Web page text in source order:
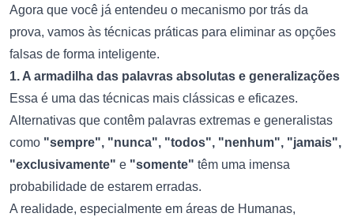
Agora que você já entendeu o mecanismo por trás da
prova, vamos às técnicas práticas para eliminar as opções
falsas de forma inteligente.
1. A armadilha das palavras absolutas e generalizações
Essa é uma das técnicas mais clássicas e eficazes.
Alternativas que contêm palavras extremas e generalistas
como "sempre", "nunca", "todos", "nenhum", "jamais",
"exclusivamente" e "somente" têm uma imensa
probabilidade de estarem erradas.
A realidade, especialmente em áreas de Humanas,